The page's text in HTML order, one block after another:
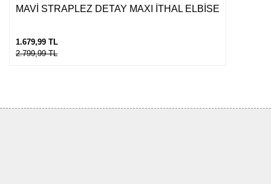
MAVİ STRAPLEZ DETAY MAXI İTHAL ELBİSE
1.679,99 TL
2.799,99 TL